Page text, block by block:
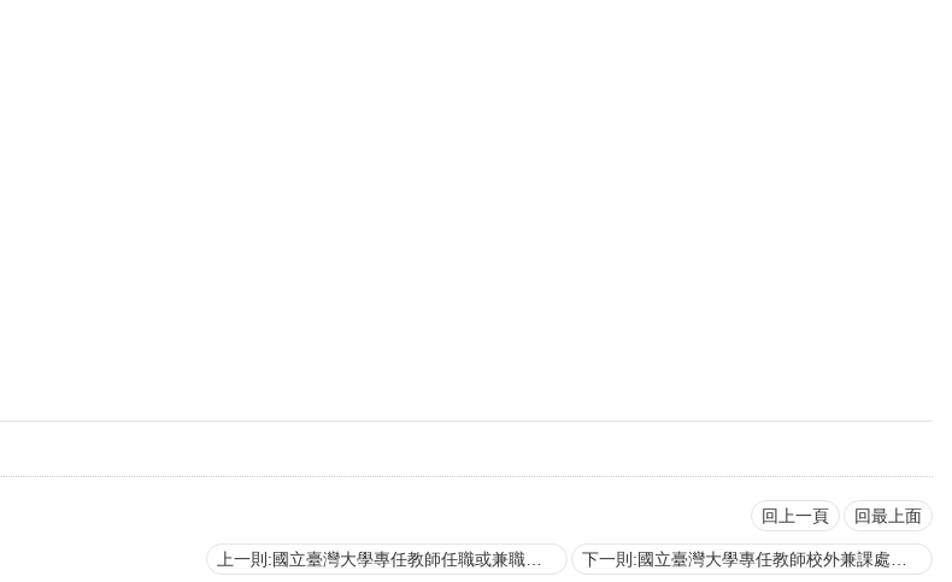
回上一頁 回最上面
上一則:國立臺灣大學專任教師任職或兼職營利事業機構或團體收取學術回饋金及分配辦法〔連結至研發處〕 下一則:國立臺灣大學專任教師校外兼課處理要點